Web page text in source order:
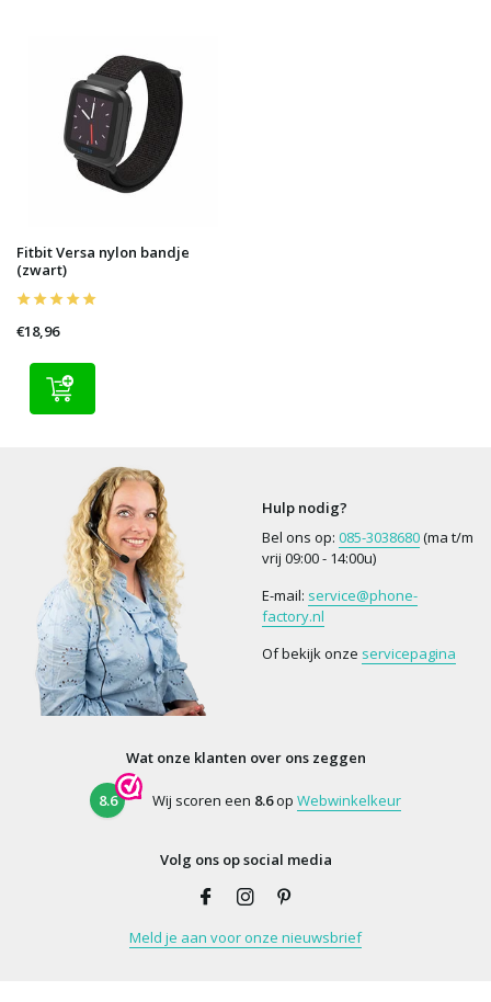
Fitbit Versa nylon bandje
(zwart)
€18,96
Hulp nodig?
Bel ons op: 085-3038680(ma t/m
vrij 09:00 - 14:00u)
E-mail: service@phone-
factory.nl
Of bekijk onze servicepagina
Wat onze klanten over ons zeggen
8.6 Wij scoren een 8.6op Webwinkelkeur
Volg ons op social media
Meld je aan voor onze nieuwsbrief